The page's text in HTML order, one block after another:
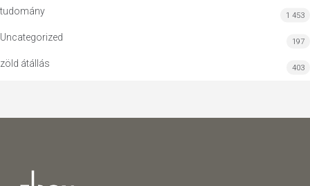
tudomány 1 453
Uncategorized 197
zöld átállás 403